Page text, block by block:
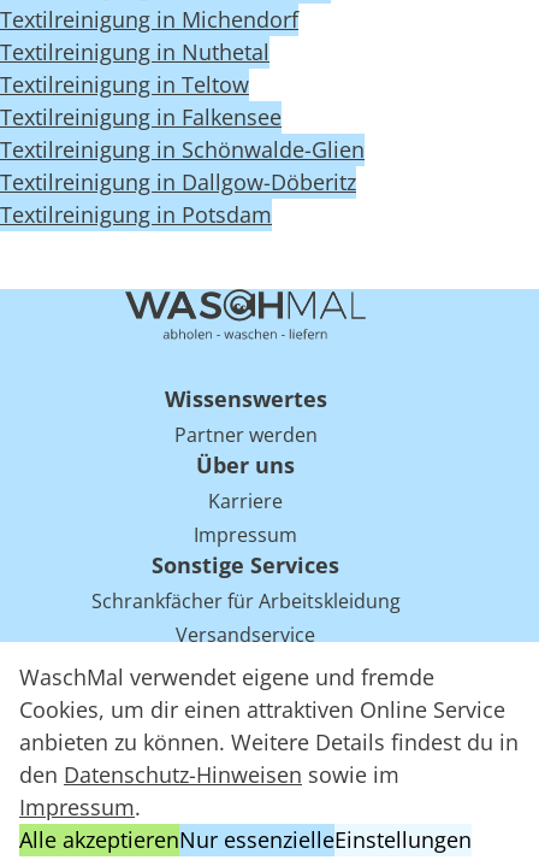
WaschMal verwendet eigene und fremde
Cookies, um dir einen attraktiven Online Service
anbieten zu können. Weitere Details findest du in
den Datenschutz-Hinweisen sowie im
Impressum.
Alle akzeptierenNur essenzielleEinstellungen
Textilreinigung in Michendorf
Textilreinigung in Nuthetal
Textilreinigung in Teltow
Textilreinigung in Falkensee
Textilreinigung in Schönwalde-Glien
Textilreinigung in Dallgow-Döberitz
Textilreinigung in Potsdam
Wissenswertes
Partner werden
Über uns
Karriere
Impressum
Sonstige Services
Schrankfächer für Arbeitskleidung
Versandservice
Einsparpotentiale für Mietwäsche bei Arbeitskleidung
Arbeitskleidung Tracking mit RFID
WaschMal GmbH 2016 – 2026
Datenschutz